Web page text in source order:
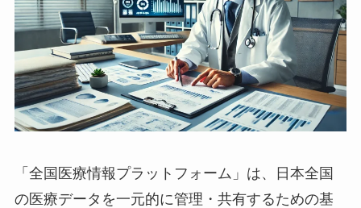
「全国医療情報プラットフォーム」は、日本全国
の医療データを一元的に管理・共有するための基